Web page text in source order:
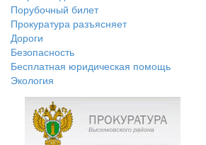
Порубочный билет
Прокуратура разъясняет
Дороги
Безопасность
Бесплатная юридическая помощь
Экология